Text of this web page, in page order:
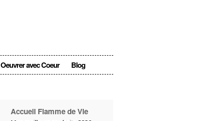
Oeuvrer avec Coeur Blog
Accueil Flamme de Vie